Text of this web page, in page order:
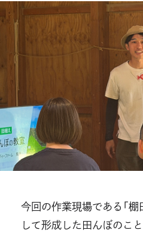
今回の作業現場である「棚
して形成した田んぼのこ